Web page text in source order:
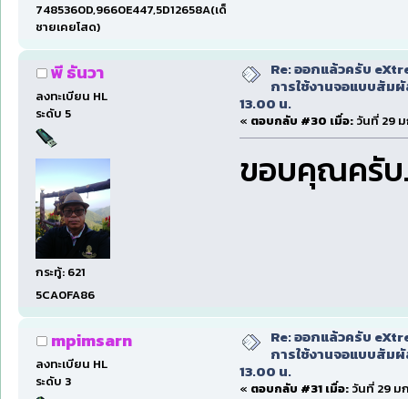
7485360D,9660E447,5D12658A(เด็ก
ชายเคยโสด)
พี ธันวา
ลงทะเบียน HL
ระดับ 5
กระทู้: 621
5CA0FA86
Re: ออกแล้วครับ
การใช้งานจอแบบสัม
13.00 น.
« ตอบกลับ #30 เมื่อ: วันที่ 29 ม
ขอบคุณครั
mpimsarn
ลงทะเบียน HL
ระดับ 3
Re: ออกแล้วครับ
การใช้งานจอแบบสัม
13.00 น.
« ตอบกลับ #31 เมื่อ: วันที่ 29 ม